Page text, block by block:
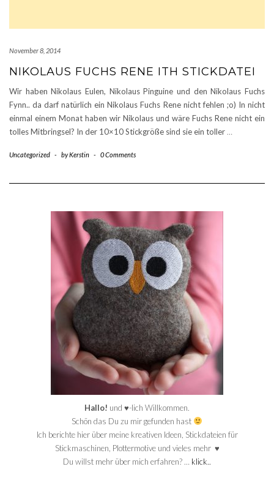
November 8, 2014
NIKOLAUS FUCHS RENE ITH STICKDATEI
Wir haben Nikolaus Eulen, Nikolaus Pinguine und den Nikolaus Fuchs
Fynn.. da darf natürlich ein Nikolaus Fuchs Rene nicht fehlen ;o) In nicht
einmal einem Monat haben wir Nikolaus und wäre Fuchs Rene nicht ein
tolles Mitbringsel? In der 10×10 Stickgröße sind sie ein toller …
Uncategorized - byKerstin - 0 Comments
Hallo! und ♥-lich Willkommen.
Schön das Du zu mir gefunden hast
Ich berichte hier über meine kreativen Ideen, Stickdateien für
Stickmaschinen, Plottermotive und vieles mehr ♥
Du willst mehr über mich erfahren? … klick..